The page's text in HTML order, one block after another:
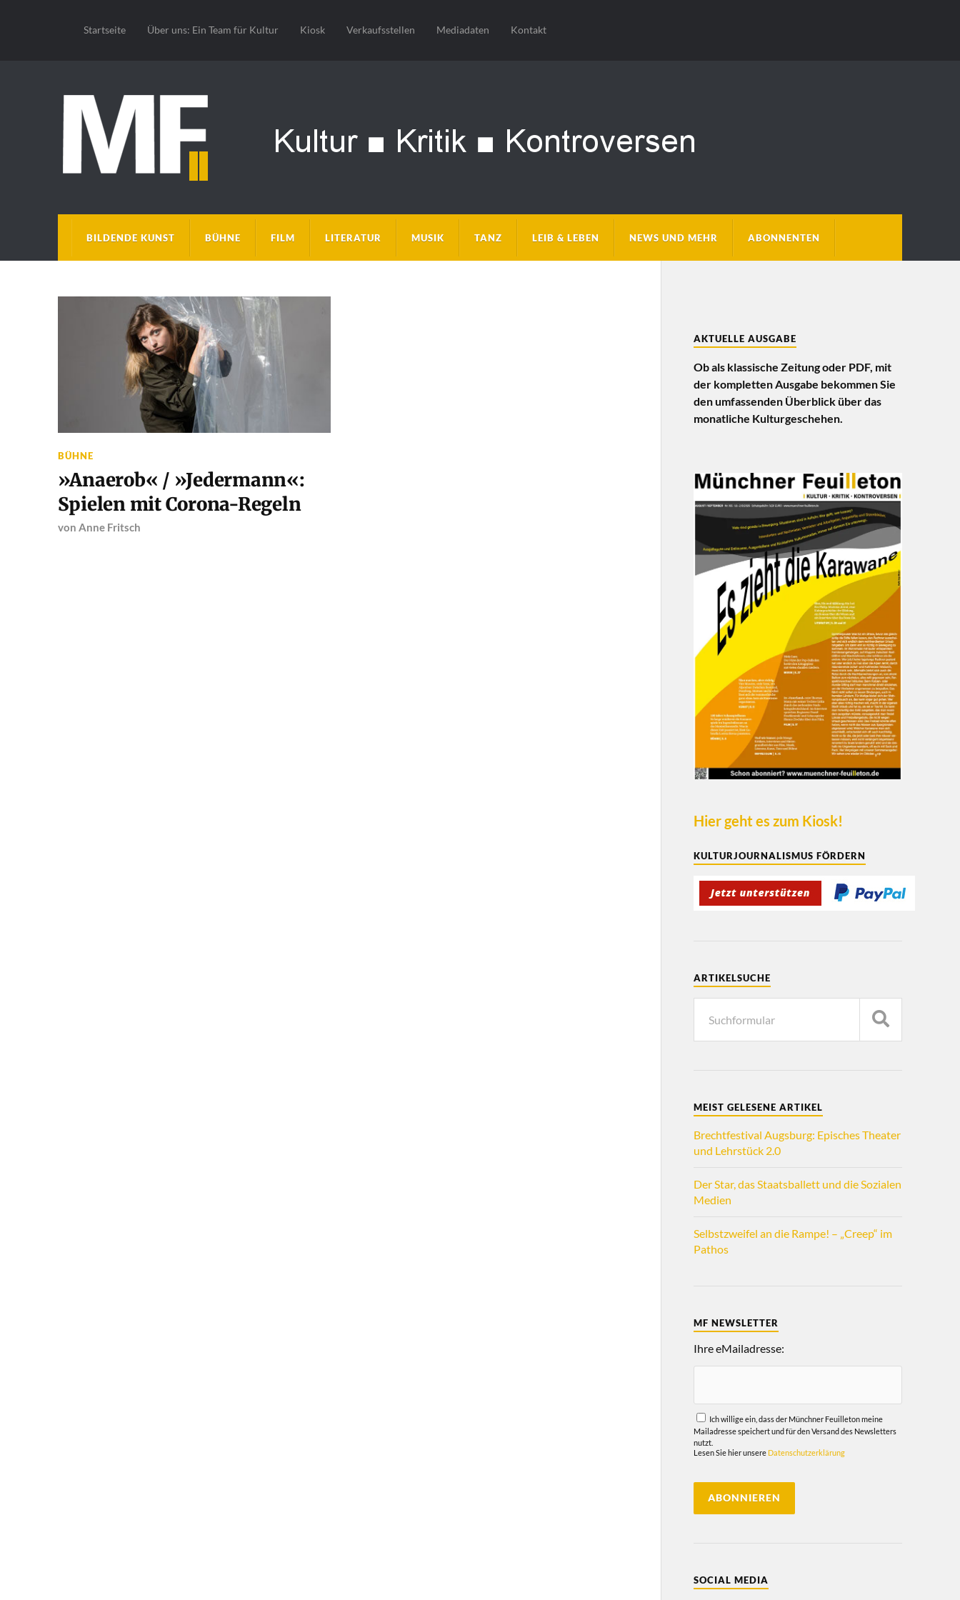
Startseite Über uns: Ein Team für Kultur Kiosk Verkaufsstellen Mediadaten Kontakt
BILDENDE KUNST BÜHNE FILM LITERATUR MUSIK TANZ LEIB & LEBEN NEWS UND MEHR ABONNENTEN
BÜHNE
»Anaerob« / »Jedermann«:
Spielen mit Corona-Regeln
von Anne Fritsch
AKTUELLE AUSGABE
Ob als klassische Zeitung oder PDF, mit
der kompletten Ausgabe bekommen Sie
den umfassenden Überblick über das
monatliche Kulturgeschehen.
Hier geht es zum Kiosk!
KULTURJOURNALISMUS FÖRDERN
ARTIKELSUCHE
MEIST GELESENE ARTIKEL
Brechtfestival Augsburg: Episches Theater
und Lehrstück 2.0
Der Star, das Staatsballett und die Sozialen
Medien
Selbstzweifel an die Rampe! – „Creep“ im
Pathos
MF NEWSLETTER
Ihre eMailadresse:
Ich willige ein, dass der Münchner Feuilleton meine
Mailadresse speichert und für den Versand des Newsletters
nutzt.
Lesen Sie hier unsere Datenschutzerklärung
SOCIAL MEDIA